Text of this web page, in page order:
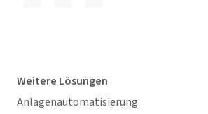
Weitere Lösungen
Anlagenautomatisierung